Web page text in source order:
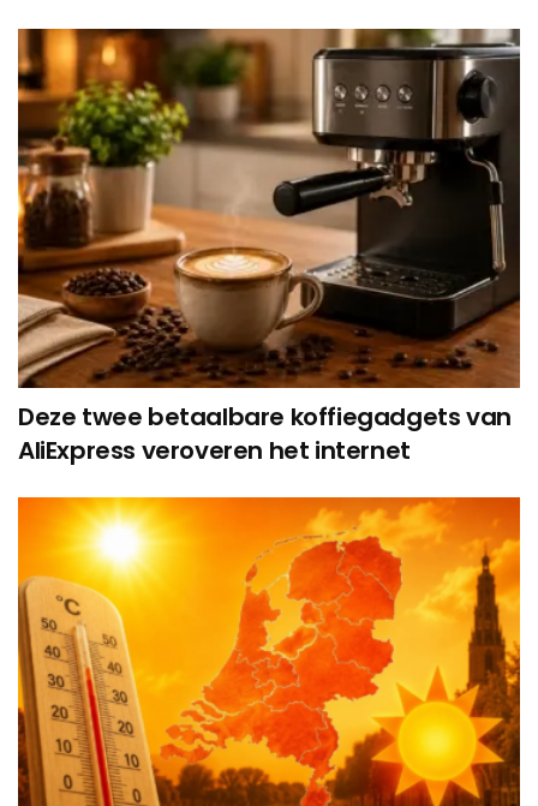
Deze twee betaalbare koffiegadgets van
AliExpress veroveren het internet